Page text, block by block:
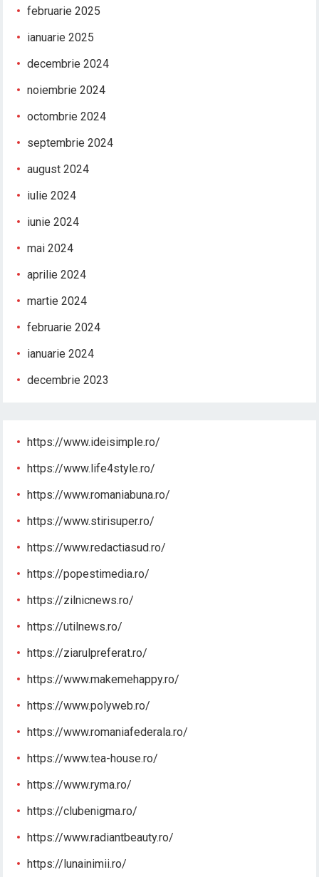
februarie 2025
ianuarie 2025
decembrie 2024
noiembrie 2024
octombrie 2024
septembrie 2024
august 2024
iulie 2024
iunie 2024
mai 2024
aprilie 2024
martie 2024
februarie 2024
ianuarie 2024
decembrie 2023
https://www.ideisimple.ro/
https://www.life4style.ro/
https://www.romaniabuna.ro/
https://www.stirisuper.ro/
https://www.redactiasud.ro/
https://popestimedia.ro/
https://zilnicnews.ro/
https://utilnews.ro/
https://ziarulpreferat.ro/
https://www.makemehappy.ro/
https://www.polyweb.ro/
https://www.romaniafederala.ro/
https://www.tea-house.ro/
https://www.ryma.ro/
https://clubenigma.ro/
https://www.radiantbeauty.ro/
https://lunainimii.ro/